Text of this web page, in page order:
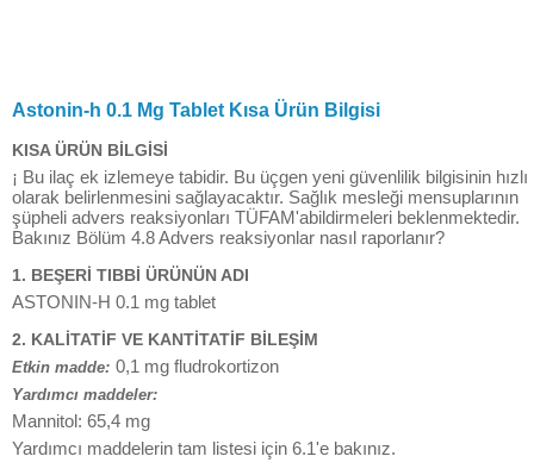
Astonin-h 0.1 Mg Tablet Kısa Ürün Bilgisi
KISA ÜRÜN BİLGİSİ
¡ Bu ilaç ek izlemeye tabidir. Bu üçgen yeni güvenlilik bilgisinin hızlı
olarak belirlenmesini sağlayacaktır. Sağlık mesleği mensuplarının
şüpheli advers reaksiyonları TÜFAM'abildirmeleri beklenmektedir.
Bakınız Bölüm 4.8 Advers reaksiyonlar nasıl raporlanır?
1. BEŞERİ TIBBİ ÜRÜNÜN ADI
ASTONIN-H 0.1 mg tablet
2. KALİTATİF VE KANTİTATİF BİLEŞİM
Etkin madde: 0,1 mg fludrokortizon
Yardımcı maddeler:
Mannitol: 65,4 mg
Yardımcı maddelerin tam listesi için 6.1'e bakınız.